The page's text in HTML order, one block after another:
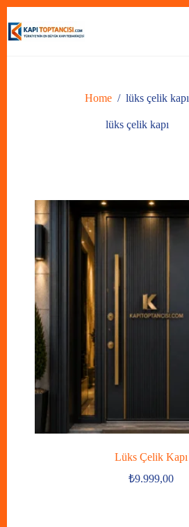
to
content
Home / lüks çelik kapı
lüks çelik kapı
Lüks Çelik Kapı
₺9.999,00